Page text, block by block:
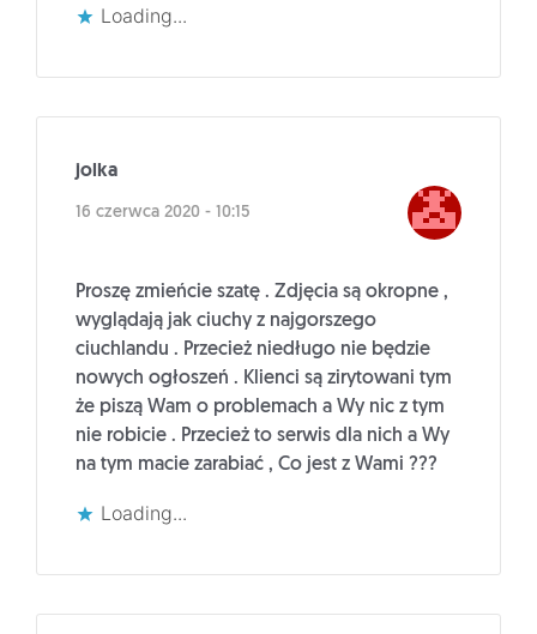
Loading...
jolka
16 czerwca 2020 - 10:15
Proszę zmieńcie szatę . Zdjęcia są okropne ,
wyglądają jak ciuchy z najgorszego
ciuchlandu . Przecież niedługo nie będzie
nowych ogłoszeń . Klienci są zirytowani tym
że piszą Wam o problemach a Wy nic z tym
nie robicie . Przecież to serwis dla nich a Wy
na tym macie zarabiać , Co jest z Wami ???
Loading...